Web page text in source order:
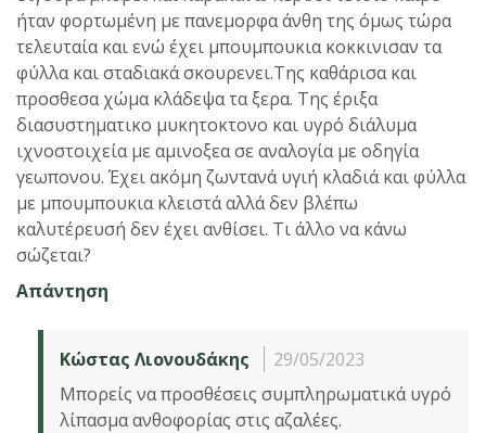
ήταν φορτωμένη με πανεμορφα άνθη της όμως τώρα
τελευταία και ενώ έχει μπουμπουκια κοκκινισαν τα
φύλλα και σταδιακά σκουρενει.Της καθάρισα και
προσθεσα χώμα κλάδεψα τα ξερα. Της έριξα
διασυστηματικο μυκητοκτονο και υγρό διάλυμα
ιχνοστοιχεία με αμινοξεα σε αναλογία με οδηγία
γεωπονου. Έχει ακόμη ζωντανά υγιή κλαδιά και φύλλα
με μπουμπουκια κλειστά αλλά δεν βλέπω
καλυτέρευσή δεν έχει ανθίσει. Τι άλλο να κάνω
σώζεται?
Απάντηση
Κώστας Λιονουδάκης
29/05/2023
Μπορείς να προσθέσεις συμπληρωματικά υγρό
λίπασμα ανθοφορίας στις αζαλέες.